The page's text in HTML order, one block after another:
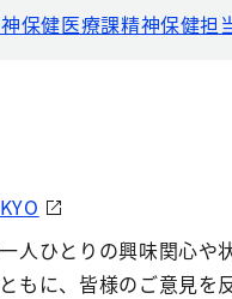
保健医療課精神保健担
人ひとりの興味関心や
もに、皆様のご意見を